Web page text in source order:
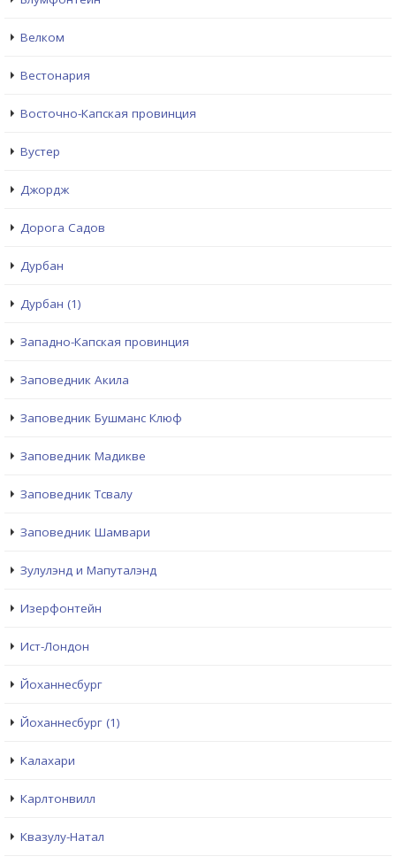
Велком
Вестонария
Восточно-Капская провинция
Вустер
Джордж
Дорога Садов
Дурбан
Дурбан (1)
Западно-Капская провинция
Заповедник Акила
Заповедник Бушманс Клюф
Заповедник Мадикве
Заповедник Тсвалу
Заповедник Шамвари
Зулулэнд и Мапуталэнд
Изерфонтейн
Ист-Лондон
Йоханнесбург
Йоханнесбург (1)
Калахари
Карлтонвилл
Квазулу-Натал